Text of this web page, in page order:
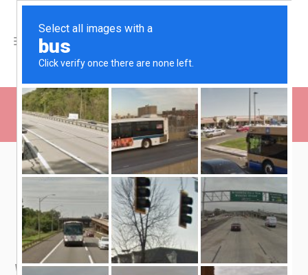
O NAMA
Početna»O NAMA
KAKO RAZMIŠLJAMO I ŠTA
ISPORUČUJEMO
WebFABRIKAje web dizajn studio iz Sarajeva koji se